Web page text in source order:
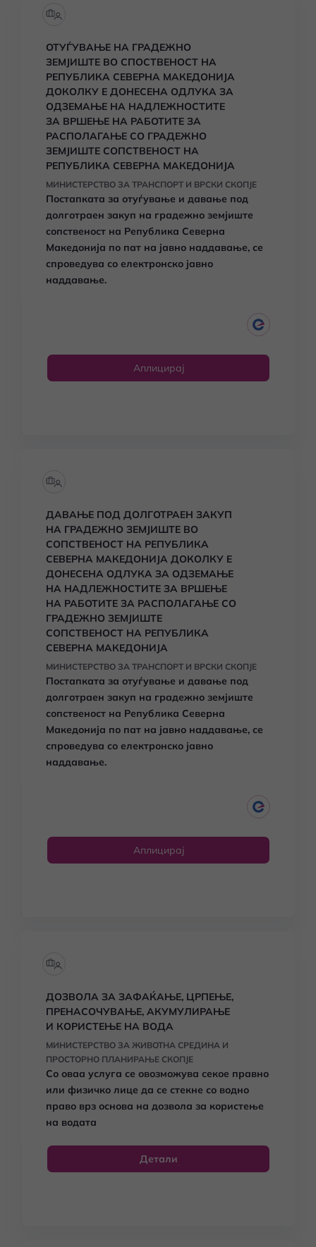
ОТУЃУВАЊЕ НА ГРАДЕЖНО
ЗЕМЈИШТЕ ВО СПОСТВЕНОСТ НА
РЕПУБЛИКА СЕВЕРНА МАКЕДОНИЈА
ДОКОЛКУ Е ДОНЕСЕНА ОДЛУКА ЗА
ОДЗЕМАЊЕ НА НАДЛЕЖНОСТИТЕ
ЗА ВРШЕЊЕ НА РАБОТИТЕ ЗА
РАСПОЛАГАЊЕ СО ГРАДЕЖНО
ЗЕМЈИШТЕ СОПСТВЕНОСТ НА
РЕПУБЛИКА СЕВЕРНА МАКЕДОНИЈА
МИНИСТЕРСТВО ЗА ТРАНСПОРТ И ВРСКИ СКОПЈЕ
Постапката за отуѓување и давање под
долготраен закуп на градежно земјиште
сопственост на Република Северна
Македонија по пат на јавно наддавање, се
спроведува со електронско јавно
наддавање.
Аплицирај
ДАВАЊЕ ПОД ДОЛГОТРАЕН ЗАКУП
НА ГРАДЕЖНО ЗЕМЈИШТЕ ВО
СОПСТВЕНОСТ НА РЕПУБЛИКА
СЕВЕРНА МАКЕДОНИЈА ДОКОЛКУ Е
ДОНЕСЕНА ОДЛУКА ЗА ОДЗЕМАЊЕ
НА НАДЛЕЖНОСТИТЕ ЗА ВРШЕЊЕ
НА РАБОТИТЕ ЗА РАСПОЛАГАЊЕ СО
ГРАДЕЖНО ЗЕМЈИШТЕ
СОПСТВЕНОСТ НА РЕПУБЛИКА
СЕВЕРНА МАКЕДОНИЈА
МИНИСТЕРСТВО ЗА ТРАНСПОРТ И ВРСКИ СКОПЈЕ
Постапката за отуѓување и давање под
долготраен закуп на градежно земјиште
сопственост на Република Северна
Македонија по пат на јавно наддавање, се
спроведува со електронско јавно
наддавање.
Аплицирај
ДОЗВОЛА ЗА ЗАФАЌАЊЕ, ЦРПЕЊЕ,
ПРЕНАСОЧУВАЊЕ, АКУМУЛИРАЊЕ
И КОРИСТЕЊЕ НА ВОДА
МИНИСТЕРСТВО ЗА ЖИВОТНА СРЕДИНА И
ПРОСТОРНО ПЛАНИРАЊЕ СКОПЈЕ
Со оваа услуга се овозможува секое правно
или физичко лице да се стекне со водно
право врз основа на дозвола за користење
на водата
Детали